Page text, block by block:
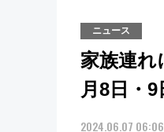
ニュース
家族連れ
月8日・9
2024.06.07 06:06